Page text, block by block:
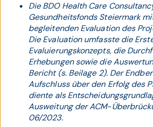
Die BDO Health Care
Gesundheitsfonds Steiermark
begleitenden Evaluation des
Die Evaluation umfasste die
Evaluierungskonzepts, die
Erhebungen sowie die
Bericht (s. Beilage 2). Der
Aufschluss über den Erfolg des
diente als
Ausweitung der ACM-
06/2023.